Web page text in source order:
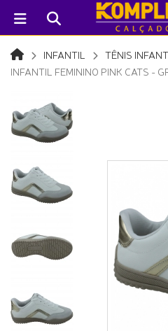
INFANTIL TÊNIS
INFANTIL FEMININO PINK CATS -